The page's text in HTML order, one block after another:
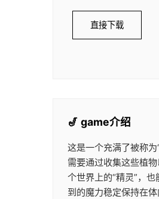
直接下载
🎷 game介绍
这是一个充满了被称
需要通过收集这些植
个世界上的“精灵”，
到的魔力稳定保持在